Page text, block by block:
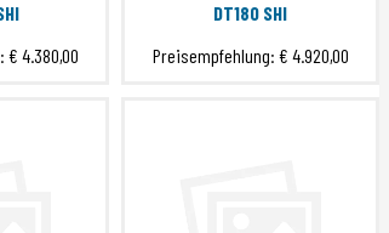
€ 4.380,00
DT180 SHI
Preisempfehlung: € 4.920,00